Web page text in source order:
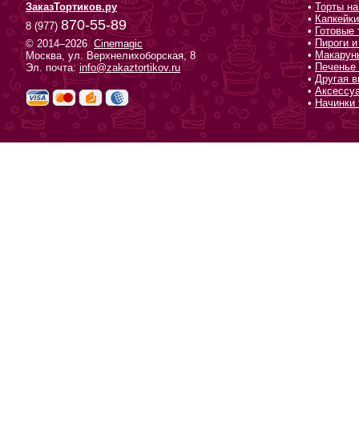
ЗаказТортиков.ру
8 (977) 870-55-89
© 2014–2026Cinemagic
Москва, ул. Верхнелихоборская, 8
Эл. почта:info@zakaztortikov.ru
•Торты на
•
• Готовые
•Пироги
•
• Печенье
•Другая
•
•Начинки